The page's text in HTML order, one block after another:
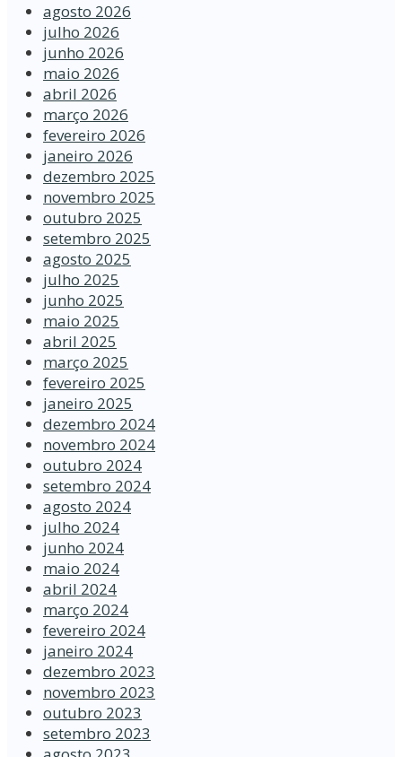
agosto 2026
julho 2026
junho 2026
maio 2026
abril 2026
março 2026
fevereiro 2026
janeiro 2026
dezembro 2025
novembro 2025
outubro 2025
setembro 2025
agosto 2025
julho 2025
junho 2025
maio 2025
abril 2025
março 2025
fevereiro 2025
janeiro 2025
dezembro 2024
novembro 2024
outubro 2024
setembro 2024
agosto 2024
julho 2024
junho 2024
maio 2024
abril 2024
março 2024
fevereiro 2024
janeiro 2024
dezembro 2023
novembro 2023
outubro 2023
setembro 2023